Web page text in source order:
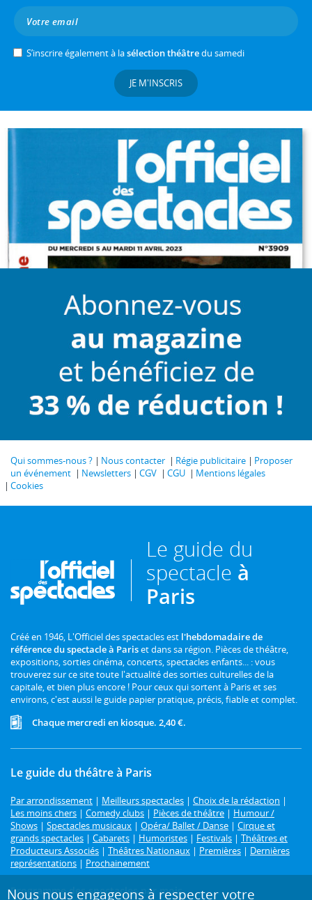
S’inscrire également à lasélection théâtredu samedi
JE M'INSCRIS
Qui sommes-nous ? Nous contacter Régie publicitaire
Proposer
un événement
Newsletters CGV CGU
Mentions légales
Cookies
Le guide du
spectacle à
Paris
Créé en 1946, L'Officiel des spectacles est l'hebdomadaire de
référence du spectacle à Pariset dans sa région. Pièces de théâtre,
expositions, sorties cinéma, concerts, spectacles enfants... : vous
trouverez sur ce site toute l'actualité des sorties culturelles de la
capitale, et bien plus encore ! Pour ceux qui sortent à Paris et ses
environs, c'est aussi le guide papier pratique, précis, fiable et complet.
Chaque mercredi en kiosque. 2,40 €.
Le guide du théâtre à Paris
Par arrondissement | Meilleurs spectacles | Choix de la rédaction |
Les moins chers | Comedy clubs | Pièces de théâtre | Humour /
Shows | Spectacles musicaux | Opéra/ Ballet / Danse | Cirque et
grands spectacles | Cabarets | Humoristes | Festivals | Théâtres et
Producteurs Associés | Théâtres Nationaux | Premières | Dernières
représentations | Prochainement
Programme des spectacles par mois
Nous nous engageons à respecter votre